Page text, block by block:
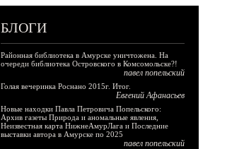
БЛОГИ
Районная библиотека в Амурске уничтожена. На
очереди библиотека Островского в Комсомольске?!
павел попельский
Голая вечеринка Роснано 2015г. Итог.
Евгений Афанасьев
Новые находки Павла Петровича Попельского:
Архив газеты Природа и аномальные явления,
Неизвестная карта НижнеАмурЛага и Последние
выставки автора в Амурске по 2025
павел попельский